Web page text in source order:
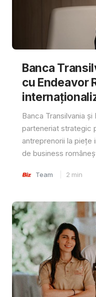
Banca
cu Endeavor
Banca Transilvania și
parteneriat strategic
antreprenorii la piețe
de business
Team 2 min